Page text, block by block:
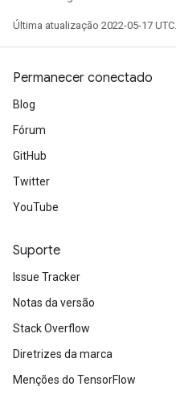
Última atualização 2022-05-17 UTC.
Permanecer conectado
Blog
Fórum
GitHub
Twitter
YouTube
Suporte
Issue Tracker
Notas da versão
Stack Overflow
Diretrizes da marca
Menções do TensorFlow